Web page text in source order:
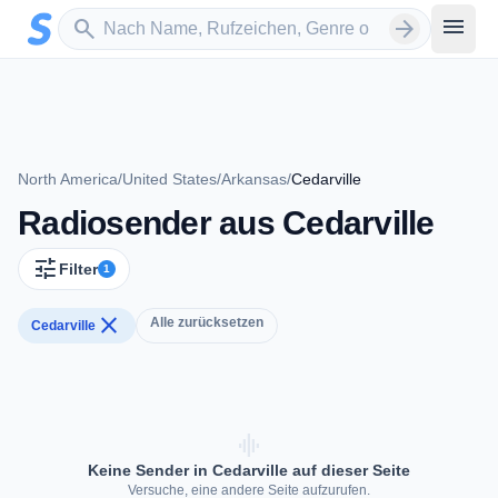
Zum Hauptinhalt springen
search
Sender suchen arrow_forward menu
North America/United States/Arkansas/Cedarville
Radiosender aus Cedarville
tune Filter 1
Cedarville close Alle zurücksetzen
Keine Sender in Cedarville auf dieser Seite
Versuche, eine andere Seite aufzurufen.